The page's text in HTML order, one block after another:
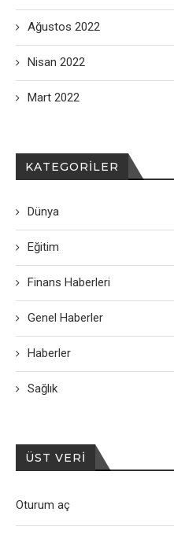
Ağustos 2022
Nisan 2022
Mart 2022
KATEGORILER
Dünya
Eğitim
Finans Haberleri
Genel Haberler
Haberler
Sağlık
ÜST VERI
Oturum aç